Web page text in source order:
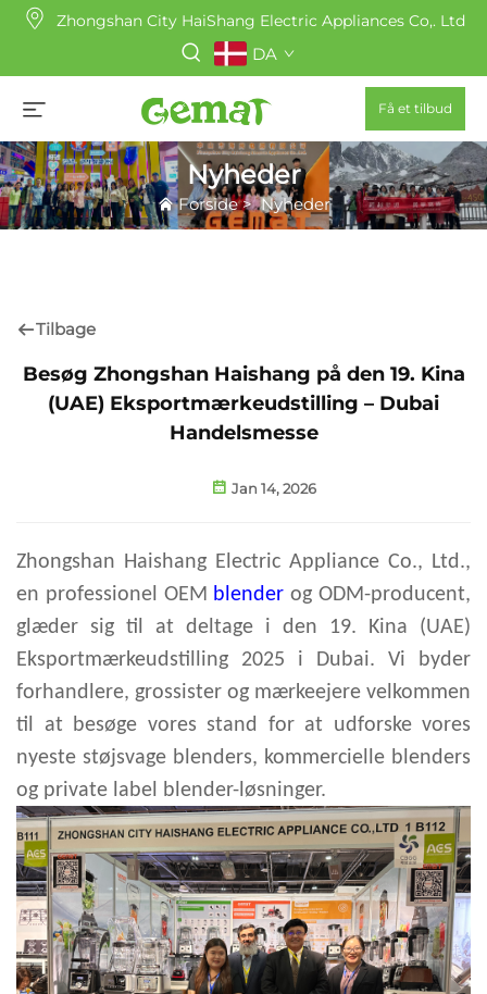
Zhongshan City HaiShang Electric Appliances Co,. Ltd
DA
Få et tilbud
Nyheder
Forside>Nyheder
Tilbage
Besøg Zhongshan Haishang på den 19. Kina
(UAE) Eksportmærkeudstilling – Dubai
Handelsmesse
Jan 14, 2026
Zhongshan Haishang Electric Appliance Co., Ltd.,
en professionel OEM blenderog ODM-producent,
glæder sig til at deltage i den 19. Kina (UAE)
Eksportmærkeudstilling 2025 i Dubai. Vi byder
forhandlere, grossister og mærkeejere velkommen
til at besøge vores stand for at udforske vores
nyeste støjsvage blenders, kommercielle blenders
og private label blender-løsninger.